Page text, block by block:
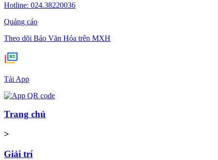
Hotline: 024.38220036
Quảng cáo
Theo dõi Báo Văn Hóa trên MXH
Tải App
Trang chủ
>
Giải trí